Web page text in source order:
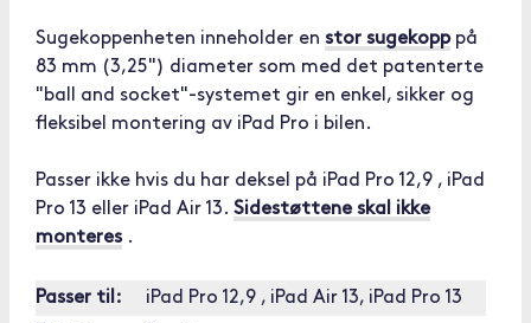
Sugekoppenheten inneholder en stor sugekopppå
83 mm (3,25") diameter som med det patenterte
"ball and socket"-systemet gir en enkel, sikker og
fleksibel montering av iPad Pro i bilen.
Passer ikke hvis du har deksel på iPad Pro 12,9 , iPad
Pro 13 eller iPad Air 13. Sidestøttene skal ikke
monteres.
Passer til:
iPad Pro 12,9 , iPad Air 13, iPad Pro 13